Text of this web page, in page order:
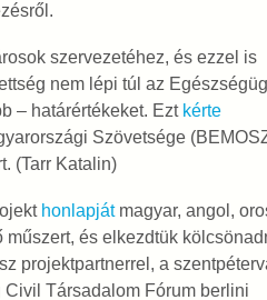
szervezetéhez, és ezzel is
nem lépi túl az
– határértékeket. Ezt kérte
Szövetsége
(Tarr Katalin)
honlapjátmagyar, angol,
és elkezdtük
projektpartnerrel, a
Társadalom Fórum berlini